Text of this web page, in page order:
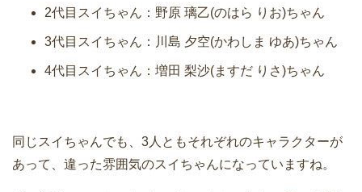
2代目スイちゃん：野原 璃乙(のはら りお)ちゃん
3代目スイちゃん：川島 夕空(かわしま ゆあ)ちゃん
4代目スイちゃん：増田 梨沙(ますだ りさ)ちゃん
同じスイちゃんでも、3人ともそれぞれのキャラクターが
あって、違った雰囲気のスイちゃんになっていますね。